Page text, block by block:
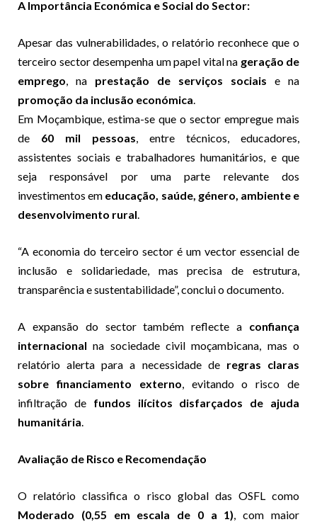
A Importância Económica e Social do Sector:
Apesar das vulnerabilidades, o relatório reconhece que o
terceiro sector desempenha um papel vital na geração de
emprego, na prestação de serviços sociais e na
promoção da inclusão económica.
Em Moçambique, estima-se que o sector empregue mais
de 60 mil pessoas, entre técnicos, educadores,
assistentes sociais e trabalhadores humanitários, e que
seja responsável por uma parte relevante dos
investimentos em educação, saúde, género, ambiente e
desenvolvimento rural.
“A economia do terceiro sector é um vector essencial de
inclusão e solidariedade, mas precisa de estrutura,
transparência e sustentabilidade”, conclui o documento.
A expansão do sector também reflecte a confiança
internacional na sociedade civil moçambicana, mas o
relatório alerta para a necessidade de regras claras
sobre financiamento externo, evitando o risco de
infiltração de fundos ilícitos disfarçados de ajuda
humanitária.
Avaliação de Risco e Recomendação
O relatório classifica o risco global das OSFL como
Moderado (0,55 em escala de 0 a 1), com maior